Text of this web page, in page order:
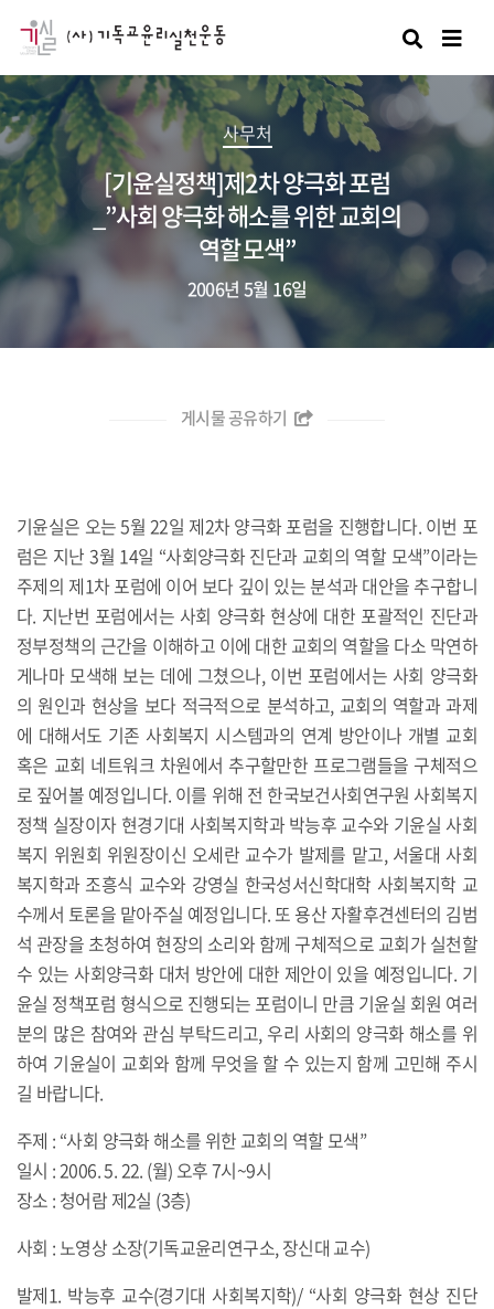
검색
사무처
[기윤실정책]제2차 양극화 포럼
_”사회 양극화 해소를 위한 교회의
역할 모색”
2006년 5월 16일
게시물 공유하기
기윤실은 오는 5월 22일 제2차 양극화 포럼을 진행합니다. 이번 포
럼은 지난 3월 14일 “사회양극화 진단과 교회의 역할 모색”이라는
주제의 제1차 포럼에 이어 보다 깊이 있는 분석과 대안을 추구합니
다. 지난번 포럼에서는 사회 양극화 현상에 대한 포괄적인 진단과
정부정책의 근간을 이해하고 이에 대한 교회의 역할을 다소 막연하
게나마 모색해 보는 데에 그쳤으나, 이번 포럼에서는 사회 양극화
의 원인과 현상을 보다 적극적으로 분석하고, 교회의 역할과 과제
에 대해서도 기존 사회복지 시스템과의 연계 방안이나 개별 교회
혹은 교회 네트워크 차원에서 추구할만한 프로그램들을 구체적으
로 짚어볼 예정입니다. 이를 위해 전 한국보건사회연구원 사회복지
정책 실장이자 현경기대 사회복지학과 박능후 교수와 기윤실 사회
복지 위원회 위원장이신 오세란 교수가 발제를 맡고, 서울대 사회
복지학과 조흥식 교수와 강영실 한국성서신학대학 사회복지학 교
수께서 토론을 맡아주실 예정입니다. 또 용산 자활후견센터의 김범
석 관장을 초청하여 현장의 소리와 함께 구체적으로 교회가 실천할
수 있는 사회양극화 대처 방안에 대한 제안이 있을 예정입니다. 기
윤실 정책포럼 형식으로 진행되는 포럼이니 만큼 기윤실 회원 여러
분의 많은 참여와 관심 부탁드리고, 우리 사회의 양극화 해소를 위
하여 기윤실이 교회와 함께 무엇을 할 수 있는지 함께 고민해 주시
길 바랍니다.
주제 : “사회 양극화 해소를 위한 교회의 역할 모색”
일시 : 2006. 5. 22. (월) 오후 7시~9시
장소 : 청어람 제2실 (3층)
사회 : 노영상 소장(기독교윤리연구소, 장신대 교수)
발제1. 박능후 교수(경기대 사회복지학)/ “사회 양극화 현상 진단